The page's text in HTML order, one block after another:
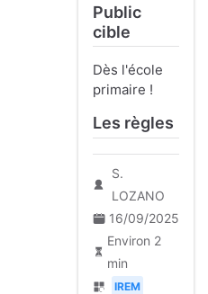
Public
cible
Dès l'école
primaire !
Les règles
S.
LOZANO
16/09/2025
Environ 2
min
IREM